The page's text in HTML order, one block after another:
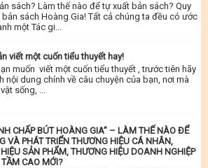
sách? Làm thế nào để tự xuất bản sách? Quy
bản sách Hoàng Gia! Tất cả chúng ta đều có ước
một Tác gi...
viết một cuốn tiểu thuyết hay!
muốn viết một cuốn tiểu thuyết , trước tiên hãy
nội dung chính về câu chuyện của bạn, nơi mà
sống, ...
CHẤP BÚT HOÀNG GIA” – LÀM THẾ NÀO ĐỂ
VÀ PHÁT TRIỂN THƯƠNG HIỆU CÁ NHÂN,
SẢN PHẨM, THƯƠNG HIỆU DOANH NGHIỆP
CAO MỚI?